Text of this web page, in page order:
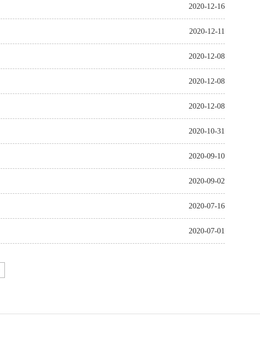
2020-12-16
2020-12-11
2020-12-08
2020-12-08
2020-12-08
2020-10-31
2020-09-10
2020-09-02
2020-07-16
2020-07-01